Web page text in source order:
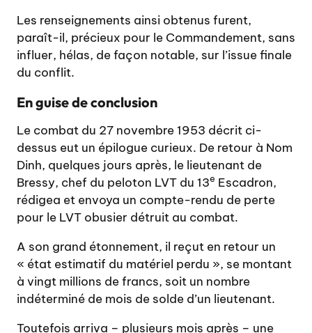
Les renseignements ainsi obtenus furent,
paraît-il, précieux pour le Commandement, sans
influer, hélas, de façon notable, sur l’issue finale
du conflit.
En guise de conclusion
Le combat du 27 novembre 1953 décrit ci-
dessus eut un épilogue curieux. De retour à Nom
Dinh, quelques jours après, le lieutenant de
Bressy, chef du peloton LVT du 13e Escadron,
rédigea et envoya un compte-rendu de perte
pour le LVT obusier détruit au combat.
A son grand étonnement, il reçut en retour un
« état estimatif du matériel perdu », se montant
à vingt millions de francs, soit un nombre
indéterminé de mois de solde d’un lieutenant.
Toutefois arriva – plusieurs mois après – une